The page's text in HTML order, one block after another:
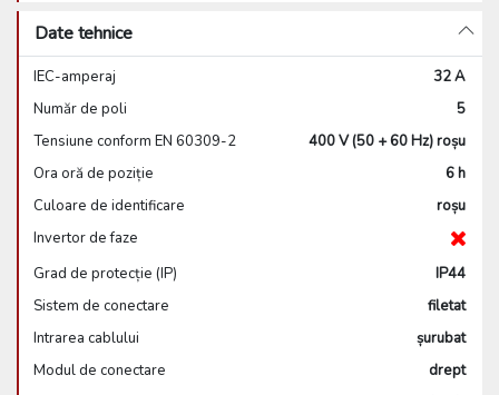
Date tehnice
IEC-amperaj
32 A
Număr de poli
5
Tensiune conform EN 60309-2
400 V (50 + 60 Hz) roșu
Ora oră de poziție
6 h
Culoare de identificare
roșu
Invertor de faze
Grad de protecție (IP)
IP44
Sistem de conectare
filetat
Intrarea cablului
șurubat
Modul de conectare
drept